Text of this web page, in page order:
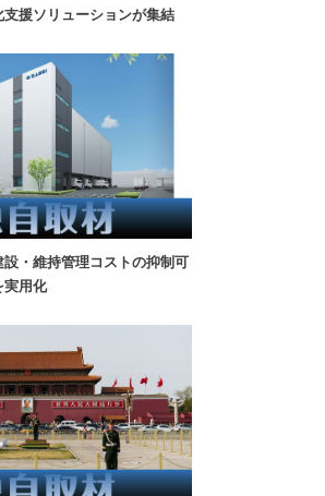
援ソリューションが集結
設・維持管理コストの抑制可
実用化